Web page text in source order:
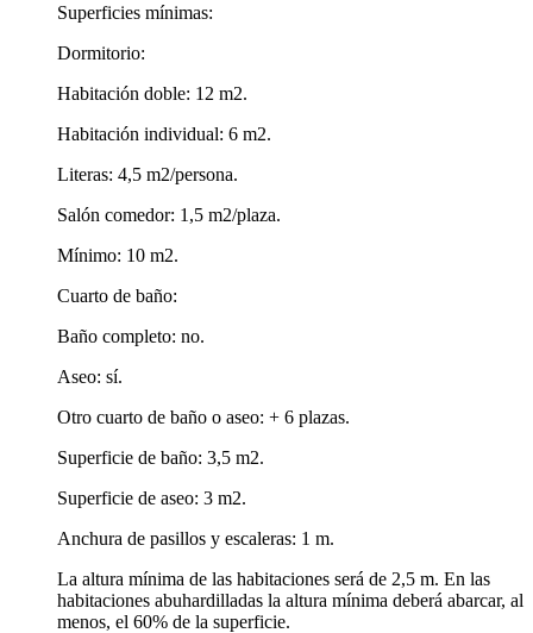
Superficies mínimas:
Dormitorio:
Habitación doble: 12 m2.
Habitación individual: 6 m2.
Literas: 4,5 m2/persona.
Salón comedor: 1,5 m2/plaza.
Mínimo: 10 m2.
Cuarto de baño:
Baño completo: no.
Aseo: sí.
Otro cuarto de baño o aseo: + 6 plazas.
Superficie de baño: 3,5 m2.
Superficie de aseo: 3 m2.
Anchura de pasillos y escaleras: 1 m.
La altura mínima de las habitaciones será de 2,5 m. En las
habitaciones abuhardilladas la altura mínima deberá abarcar, al
menos, el 60% de la superficie.